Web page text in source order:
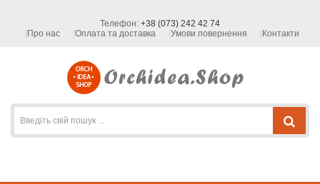
Телефон: +38 (073) 242 42 74
Про нас
Оплата та доставка Умови повернення Контакти